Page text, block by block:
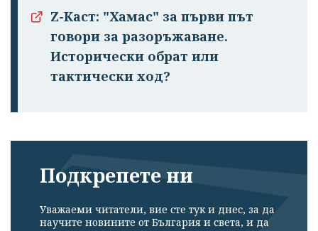
Z-Каст: "Хамас" за първи път
говори за разоръжаване.
Исторически обрат или
тактически ход?
Подкрепете ни
Уважаеми читатели, вие сте тук и днес, за да
научите новините от България и света, и да